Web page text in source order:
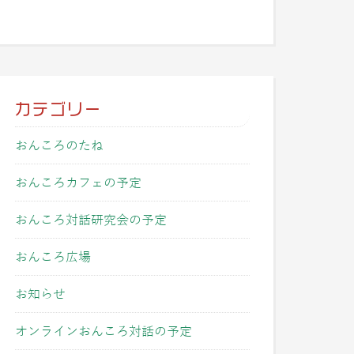
カテゴリー
おんころのたね
おんころカフェの予定
おんころ対話研究会の予定
おんころ広場
お知らせ
オンラインおんころ対話の予定